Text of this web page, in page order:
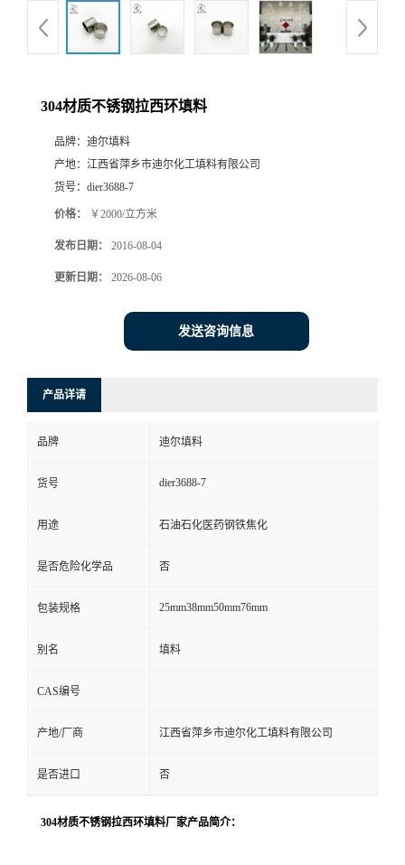
304材质不锈钢拉西环填料
品牌： 迪尔填料
产地： 江西省萍乡市迪尔化工填料有限公司
货号： dier3688-7
价格： ￥2000/立方米
发布日期： 2016-08-04
更新日期： 2026-08-06
发送咨询信息
产品详请
品牌 迪尔填料
货号 dier3688-7
用途 石油石化医药钢铁焦化
是否危险化学品 否
包装规格 25mm38mm50mm76mm
别名 填料
CAS编号
产地/厂商 江西省萍乡市迪尔化工填料有限公司
是否进口 否
304材质不锈钢拉西环填料厂家产品简介：